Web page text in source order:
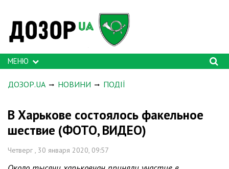
МЕНЮ
ДОЗОР.UA НОВИНИ ПОДІЇ
В Харькове состоялось факельное
шествие (ФОТО, ВИДЕО)
Четверг , 30 января 2020, 09:57